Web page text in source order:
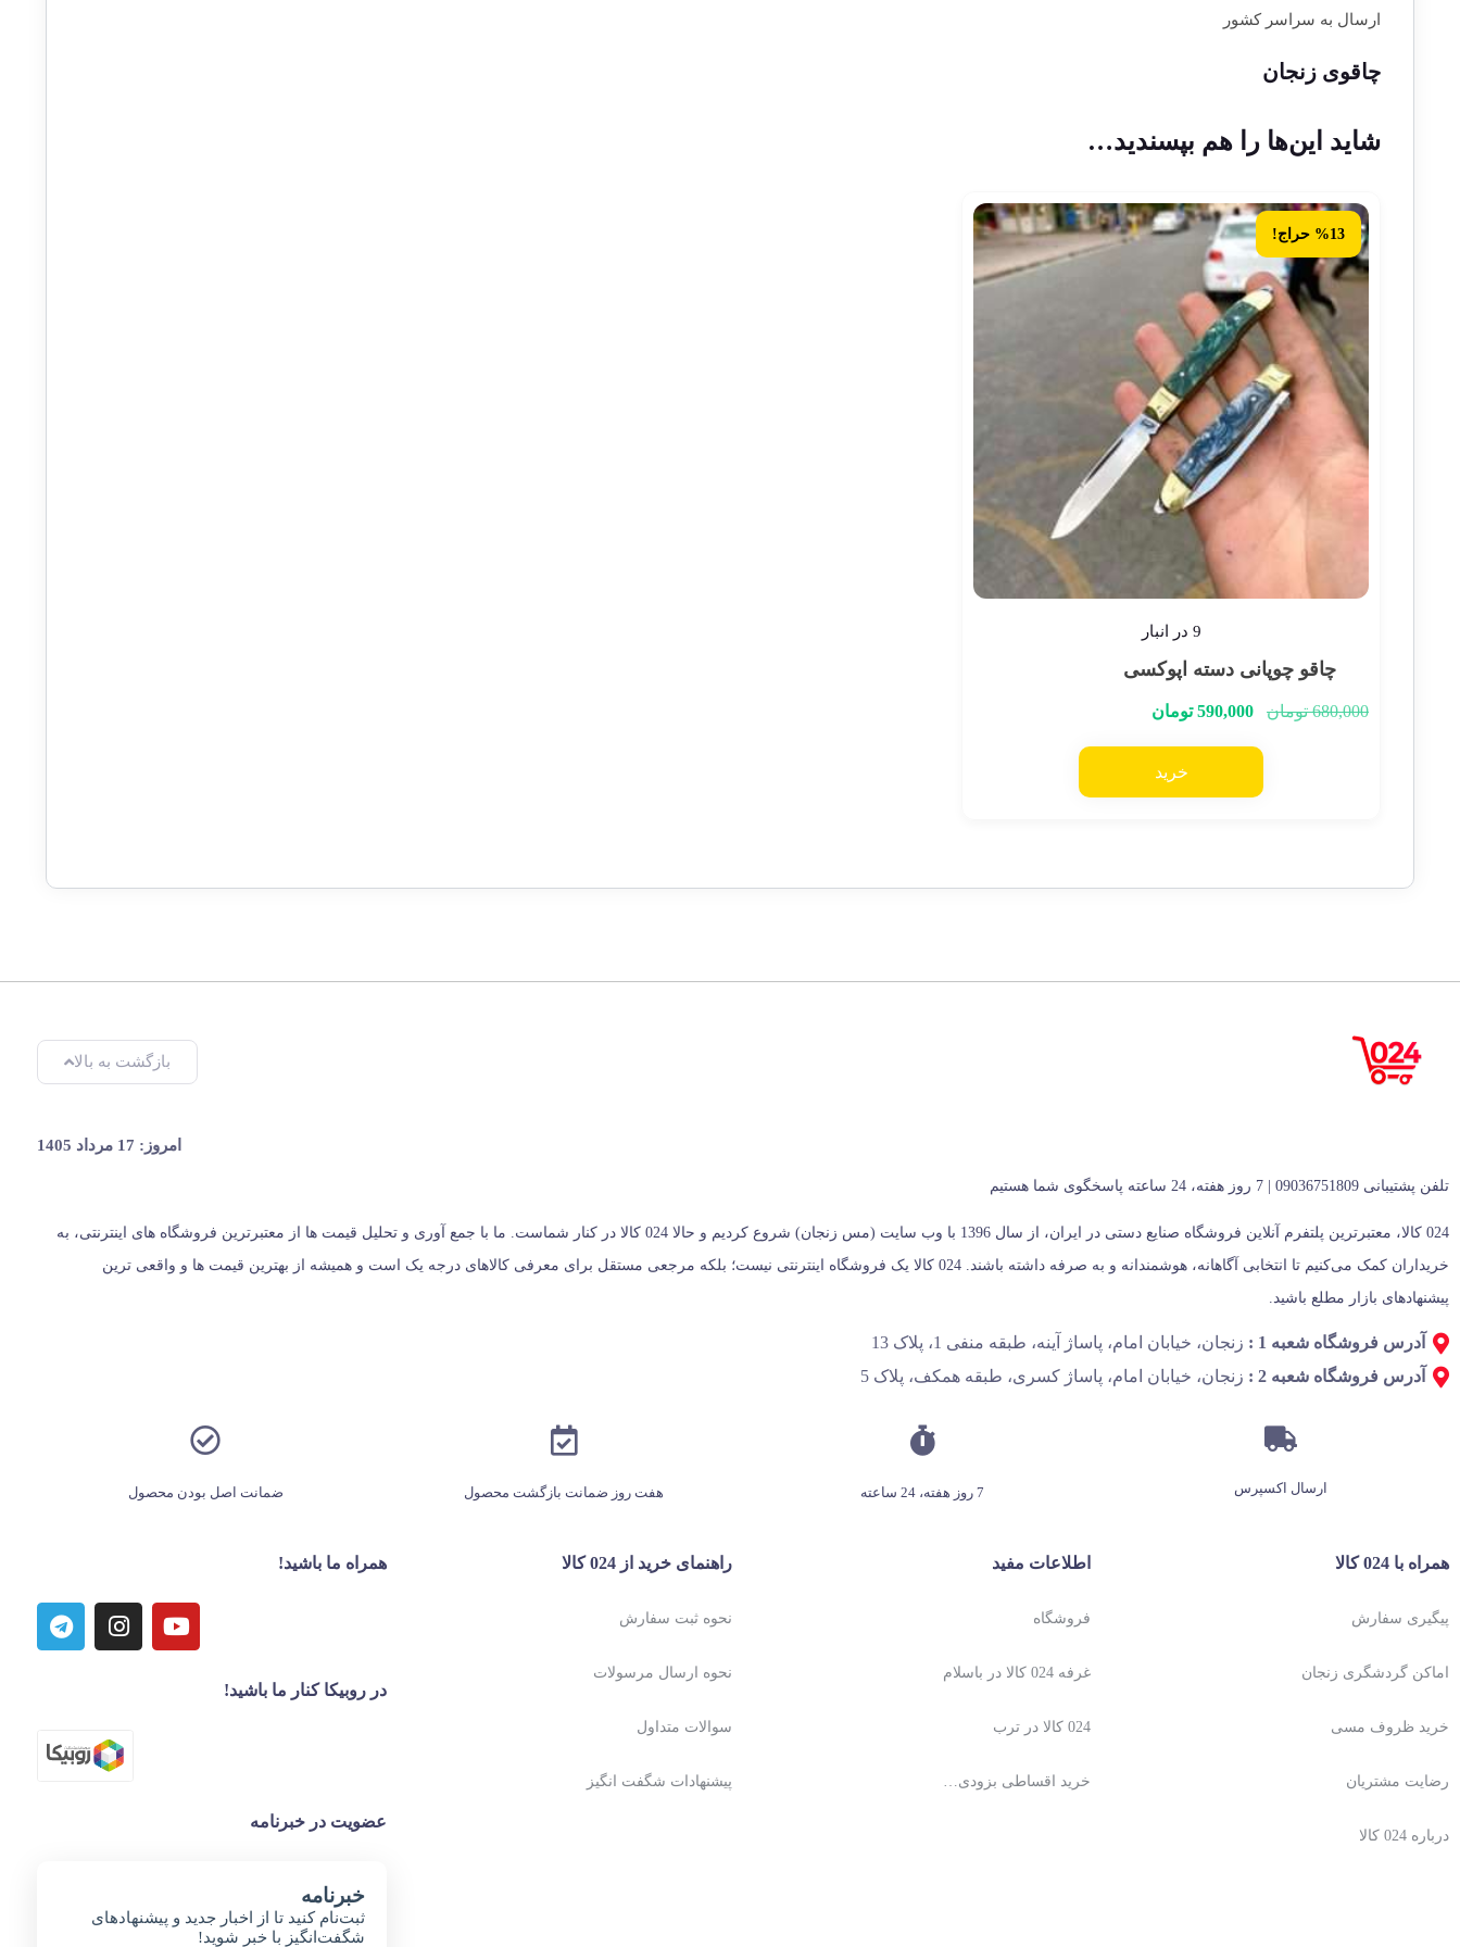
ارسال به سراسر کشور
چاقوی زنجان
شاید این‌ها را هم بپسندید…
%13 حراج!
9 در انبار
چاقو چوپانی دسته اپوکسی
680,000 تومان 590,000 تومان
خرید
بازگشت به بالا
امروز: 17 مرداد 1405
تلفن پشتیبانی 09036751809 | 7 روز هفته، 24 ساعته پاسخگوی شما هستیم
024 کالا، معتبرترین پلتفرم آنلاین فروشگاه صنایع دستی در ایران، از سال 1396 با وب سایت (مس زنجان) شروع کردیم و حالا 024 کالا در کنار شماست. ما با جمع‌ آوری و تحلیل قیمت‌ ها از معتبرترین فروشگاه‌ های اینترنتی، به
خریداران کمک می‌کنیم تا انتخابی آگاهانه، هوشمندانه و به‌ صرفه داشته باشند. 024 کالا یک فروشگاه اینترنتی نیست؛ بلکه مرجعی مستقل برای معرفی کالاهای درجه یک است و همیشه از بهترین قیمت‌ ها و واقعی‌ ترین
پیشنهادهای بازار مطلع باشید.
آدرس فروشگاه شعبه 1 :
زنجان، خیابان امام، پاساژ آینه، طبقه منفی 1، پلاک 13
آدرس فروشگاه شعبه 2 :
زنجان، خیابان امام، پاساژ کسری، طبقه همکف، پلاک 5
ارسال اکسپرس 7 روز هفته، 24 ساعته هفت روز ضمانت بازگشت محصول ضمانت اصل بودن محصول
همراه با 024 کالا
پیگیری سفارش
اماکن گردشگری زنجان
خرید ظروف مسی
رضایت مشتریان
درباره 024 کالا
اطلاعات مفید
فروشگاه
غرفه 024 کالا در باسلام
024 کالا در ترب
خرید اقساطی بزودی…
راهنمای خرید از 024 کالا
نحوه ثبت سفارش
نحوه ارسال مرسولات
سوالات متداول
پیشنهادات شگفت انگیز
همراه ما باشید!
در روبیکا کنار ما باشید!
عضویت در خبرنامه
خبر‌نامه
ثبت‌نام کنید تا از اخبار جدید و پیشنهاد‌های
شگفت‌انگیز با خبر شوید!